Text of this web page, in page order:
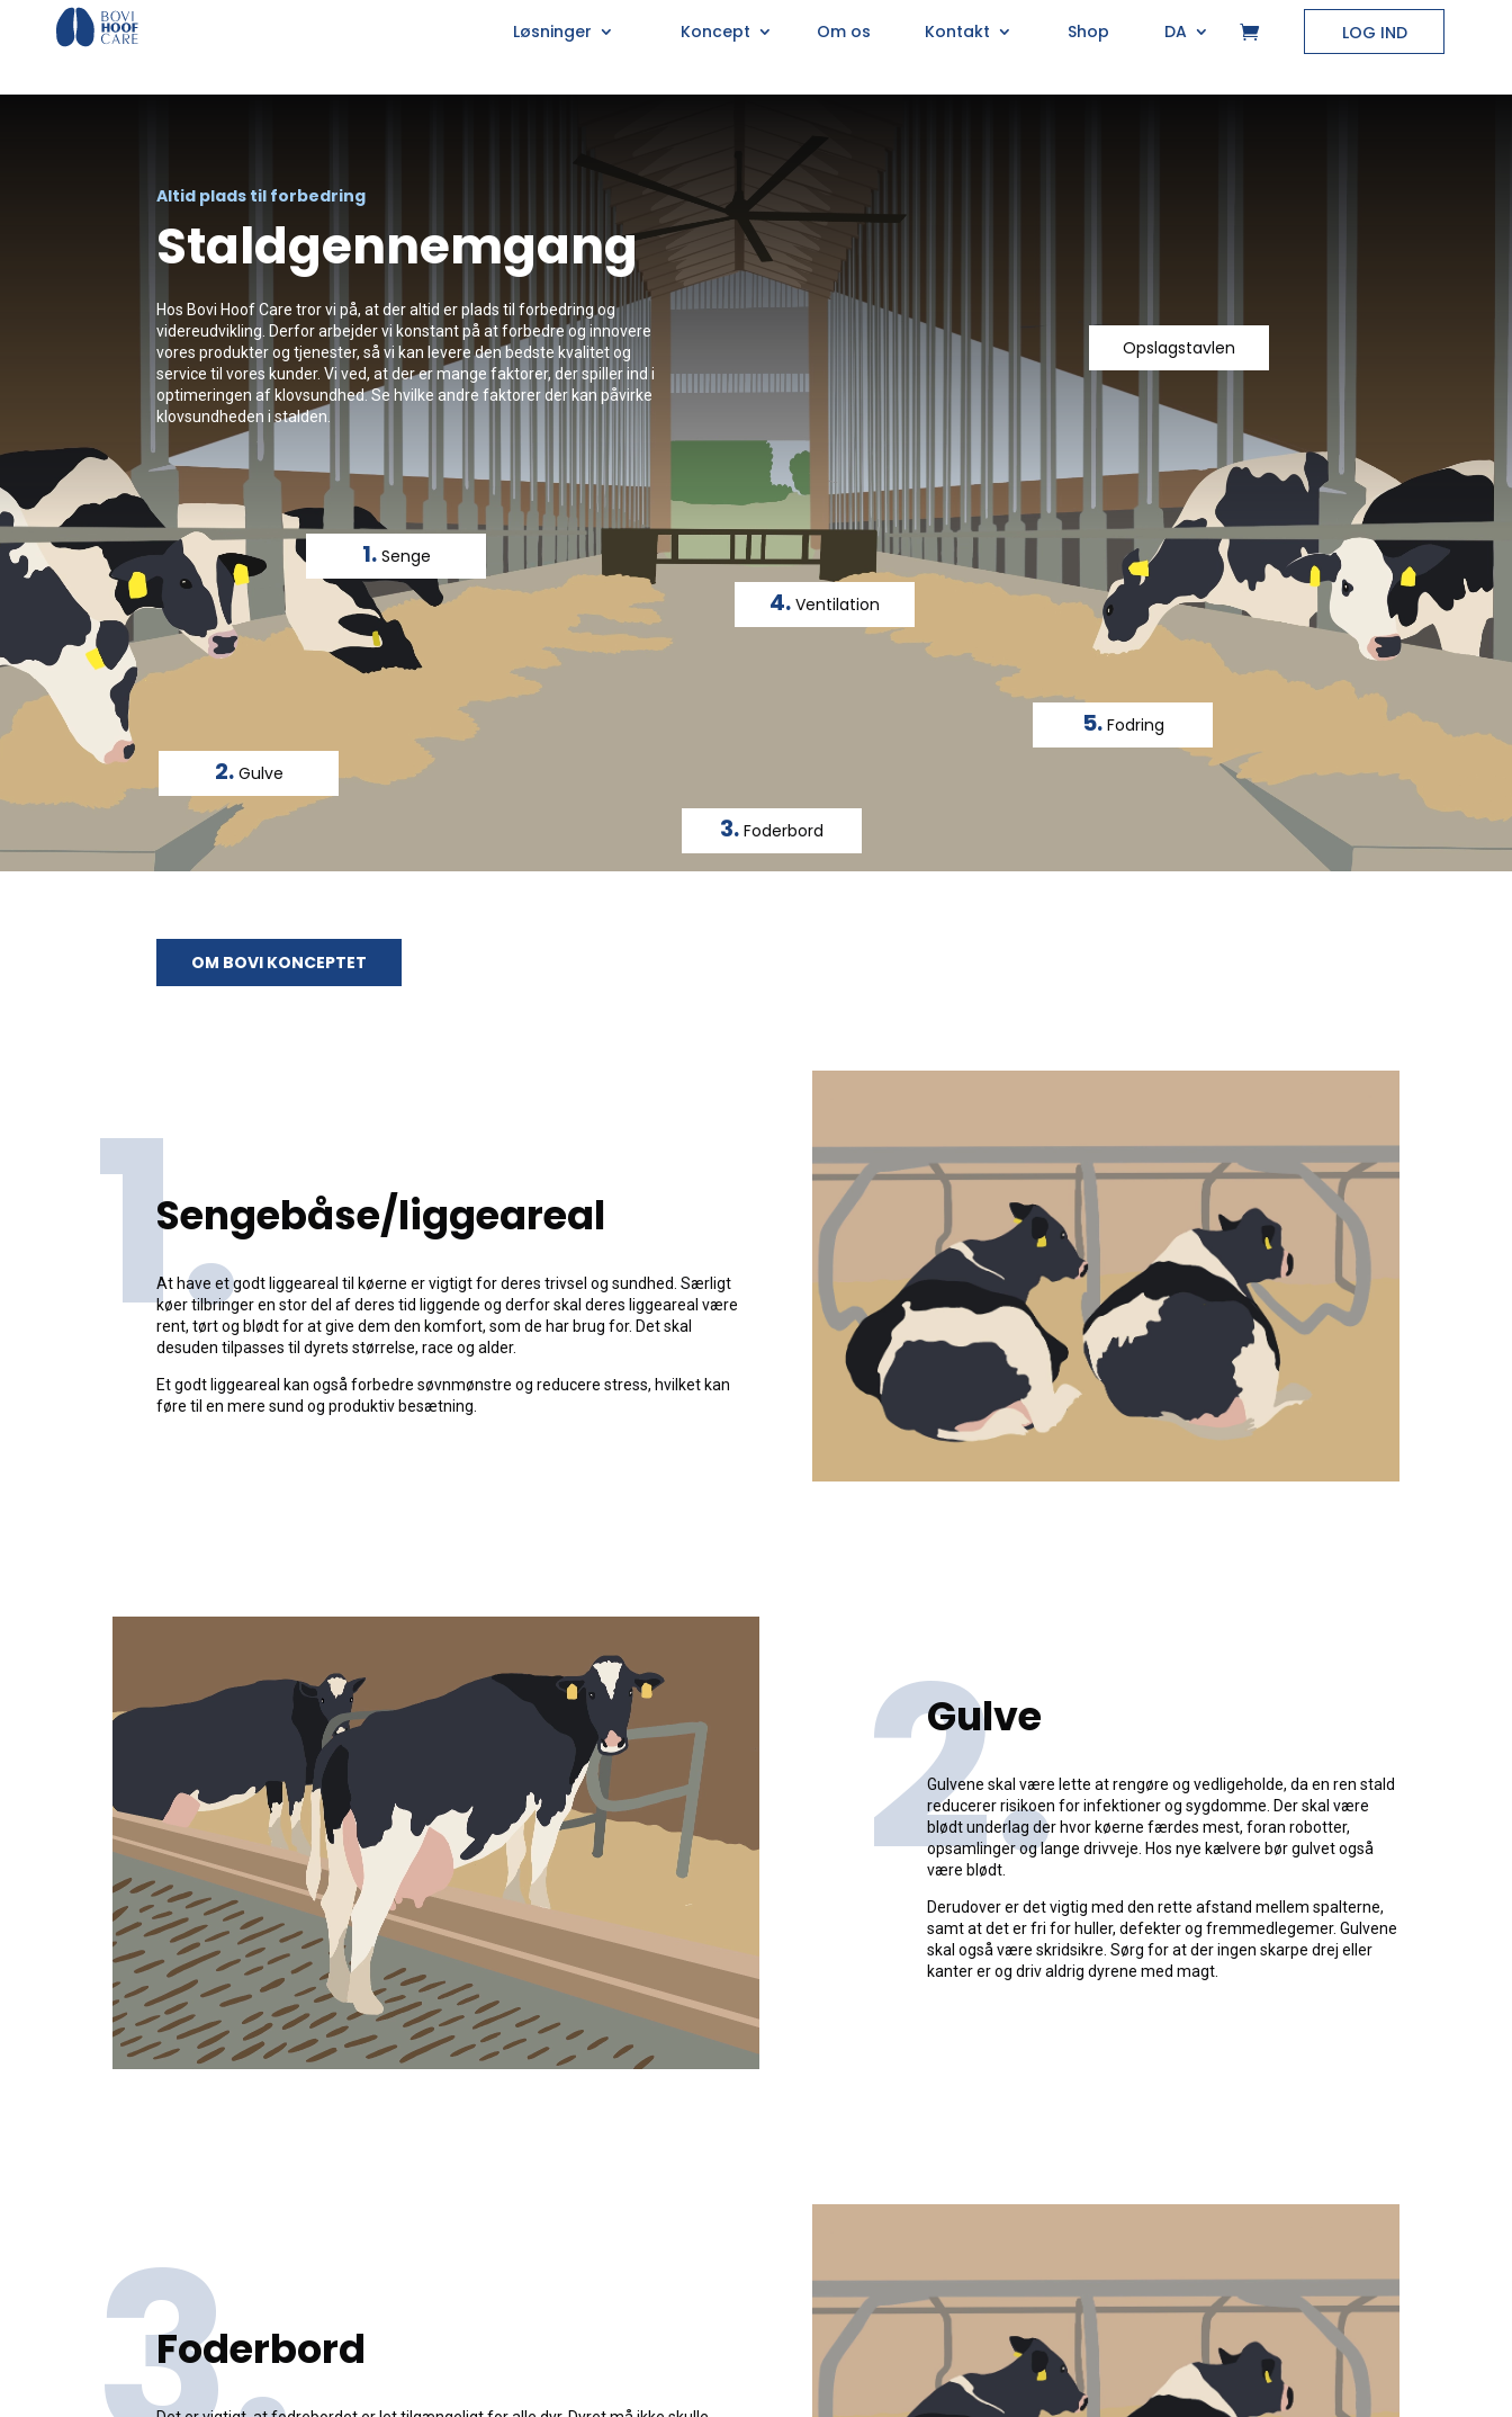
Løsninger Koncept Om os Kontakt Shop DA LOG IND
Altid plads til forbedring
Staldgennemgang
Hos Bovi Hoof Care tror vi på, at der altid er plads til forbedring og
videreudvikling. Derfor arbejder vi konstant på at forbedre og innovere
vores produkter og tjenester, så vi kan levere den bedste kvalitet og
service til vores kunder. Vi ved, at der er mange faktorer, der spiller ind i
optimeringen af klovsundhed. Se hvilke andre faktorer der kan påvirke
klovsundheden i stalden.
Opslagstavlen
1.Senge
2.Gulve
3. Foderbord
4. Ventilation
5.Fodring
OM BOVI KONCEPTET
1.
Sengebåse/liggeareal
At have et godt liggeareal til køerne er vigtigt for deres trivsel og sundhed. Særligt
køer tilbringer en stor del af deres tid liggende og derfor skal deres liggeareal være
rent, tørt og blødt for at give dem den komfort, som de har brug for. Det skal
desuden tilpasses til dyrets størrelse, race og alder.
Et godt liggeareal kan også forbedre søvnmønstre og reducere stress, hvilket kan
føre til en mere sund og produktiv besætning.
2.
Gulve
Gulvene skal være lette at rengøre og vedligeholde, da en ren stald
reducerer risikoen for infektioner og sygdomme. Der skal være
blødt underlag der hvor køerne færdes mest, foran robotter,
opsamlinger og lange drivveje. Hos nye kælvere bør gulvet også
være blødt.
Derudover er det vigtig med den rette afstand mellem spalterne,
samt at det er fri for huller, defekter og fremmedlegemer. Gulvene
skal også være skridsikre. Sørg for at der ingen skarpe drej eller
kanter er og driv aldrig dyrene med magt.
Foderbord